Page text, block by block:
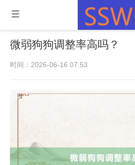
微弱狗狗调整率高吗？
时间：2026-06-16 07:53